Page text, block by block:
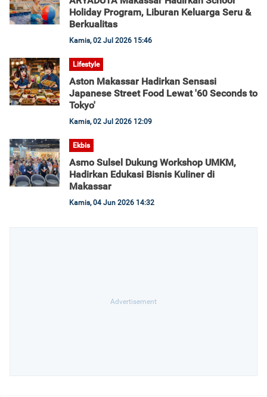
Holiday Program, Liburan Keluarga Seru &
Berkualitas
Kamis, 02 Jul 2026 15:46
Lifestyle
Aston Makassar Hadirkan Sensasi
Japanese Street Food Lewat '60 Seconds to
Tokyo'
Kamis, 02 Jul 2026 12:09
Ekbis
Asmo Sulsel Dukung Workshop UMKM,
Hadirkan Edukasi Bisnis Kuliner di
Makassar
Kamis, 04 Jun 2026 14:32